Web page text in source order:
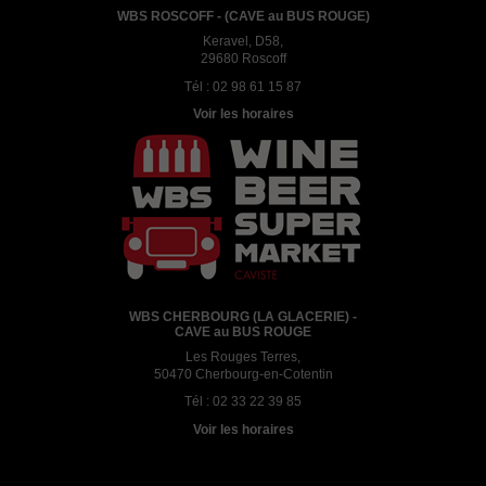
WBS ROSCOFF - (CAVE au BUS ROUGE)
Keravel, D58,
29680 Roscoff
Tél : 02 98 61 15 87
Voir les horaires
WBS CHERBOURG (LA GLACERIE) -
CAVE au BUS ROUGE
Les Rouges Terres,
50470 Cherbourg-en-Cotentin
Tél : 02 33 22 39 85
Voir les horaires